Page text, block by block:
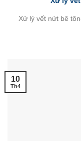
Xử lý vết nứt bê
10
Th4